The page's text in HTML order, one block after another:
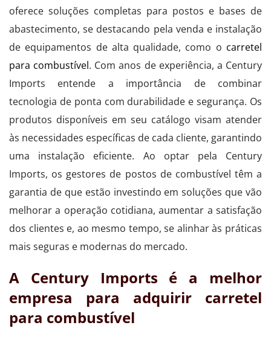
oferece soluções completas para postos e bases de
abastecimento, se destacando pela venda e instalação
de equipamentos de alta qualidade, como o carretel
para combustível. Com anos de experiência, a Century
Imports entende a importância de combinar
tecnologia de ponta com durabilidade e segurança. Os
produtos disponíveis em seu catálogo visam atender
às necessidades específicas de cada cliente, garantindo
uma instalação eficiente. Ao optar pela Century
Imports, os gestores de postos de combustível têm a
garantia de que estão investindo em soluções que vão
melhorar a operação cotidiana, aumentar a satisfação
dos clientes e, ao mesmo tempo, se alinhar às práticas
mais seguras e modernas do mercado.
A Century Imports é a melhor
empresa para adquirir carretel
para combustível